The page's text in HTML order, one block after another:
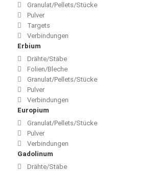
Granulat/Pellets/Stücke
Pulver
Targets
Verbindungen
Erbium
Drähte/Stäbe
Folien/Bleche
Granulat/Pellets/Stücke
Pulver
Verbindungen
Europium
Granulat/Pellets/Stücke
Pulver
Verbindungen
Gadolinum
Drähte/Stäbe